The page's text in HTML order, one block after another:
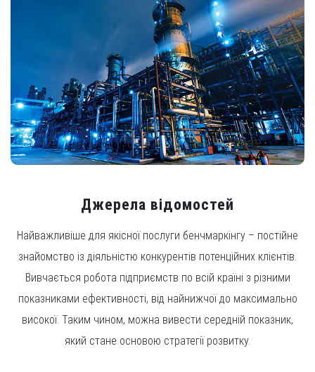
Джерела відомостей
Найважливіше для якісної послуги бенчмаркінгу – постійне
знайомство із діяльністю конкурентів потенційних клієнтів.
Вивчається робота підприємств по всій країні з різними
показниками ефективності, від найнижчої до максимально
високої. Таким чином, можна вивести середній показник,
який стане основою стратегії розвитку.